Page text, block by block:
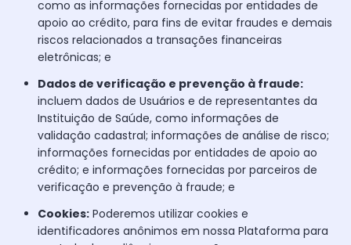
como as informações fornecidas por entidades de
apoio ao crédito, para fins de evitar fraudes e demais
riscos relacionados a transações financeiras
eletrônicas; e
Dados de verificação e prevenção à fraude:
incluem dados de Usuários e de representantes da
Instituição de Saúde, como informações de
validação cadastral; informações de análise de risco;
informações fornecidas por entidades de apoio ao
crédito; e informações fornecidas por parceiros de
verificação e prevenção à fraude; e
Cookies: Poderemos utilizar cookies e
identificadores anônimos em nossa Plataforma para